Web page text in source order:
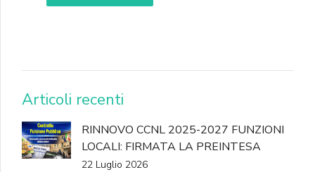
DONA
Articoli recenti
RINNOVO CCNL 2025-2027 FUNZIONI
LOCALI: FIRMATA LA PREINTESA
22 Luglio 2026